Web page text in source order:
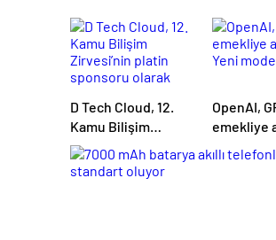
D Tech Cloud, 12.
Kamu Bilişim
Zirvesi’nin platin
sponsoru olarak
OpenAI,
emekliye
Yeni